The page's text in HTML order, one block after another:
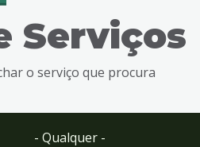
Serviços
o serviço que procura
- Qualquer -